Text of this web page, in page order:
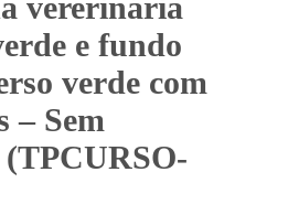
vererinária
e fundo
verde com
– Sem